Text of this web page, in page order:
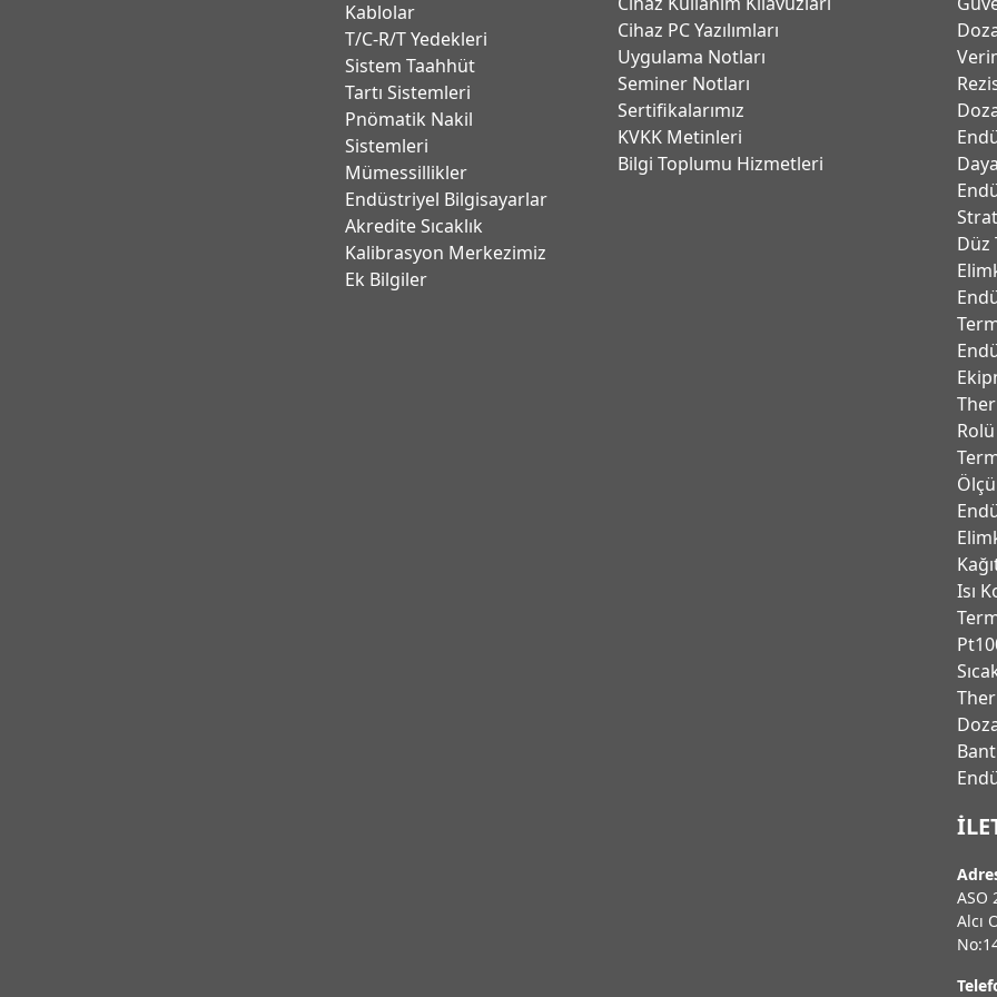
Kablolar
T/C-R/T Yedekleri
Sistem Taahhüt
Tartı Sistemleri
Pnömatik Nakil
Sistemleri
Mümessillikler
Endüstriyel Bilgisayarlar
Akredite Sıcaklık
Kalibrasyon Merkezimiz
Ek Bilgiler
Cihaz PC Yazılımları
Uygulama Notları
Seminer Notları
Sertifikalarımız
KVKK Metinleri
Bilgi Toplumu Hizmetleri
Düz
Rolü
Isı
ASO
Alcı